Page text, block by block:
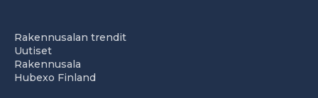
Rakennusalan trendit
Uutiset
Rakennusala
Hubexo Finland